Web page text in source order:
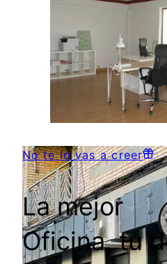
No te lo vas a creer
La mejor
Oficina, tu